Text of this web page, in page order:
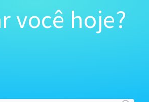
você hoje?